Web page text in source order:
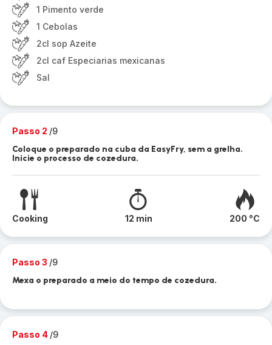
1 Pimento verde
1 Cebolas
2cl sop Azeite
2cl caf Especiarias mexicanas
Sal
Passo 2 /9
Coloque o preparado na cuba da EasyFry, sem a grelha.
Inicie o processo de cozedura.
Cooking 12 min 200 °C
Passo 3 /9
Mexa o preparado a meio do tempo de cozedura.
Passo 4 /9